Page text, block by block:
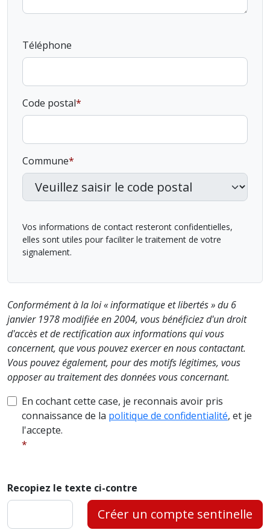
Téléphone
Code postal
Commune
Vos informations de contact resteront confidentielles,
elles sont utiles pour faciliter le traitement de votre
signalement.
Conformément à la loi « informatique et libertés » du 6
janvier 1978 modifiée en 2004, vous bénéficiez d'un droit
d'accès et de rectification aux informations qui vous
concernent, que vous pouvez exercer en nous contactant.
Vous pouvez également, pour des motifs légitimes, vous
opposer au traitement des données vous concernant.
En cochant cette case, je reconnais avoir pris
connaissance de la politique de confidentialité, et je
l'accepte.
Recopiez le texte ci-contre
Créer un compte sentinelle